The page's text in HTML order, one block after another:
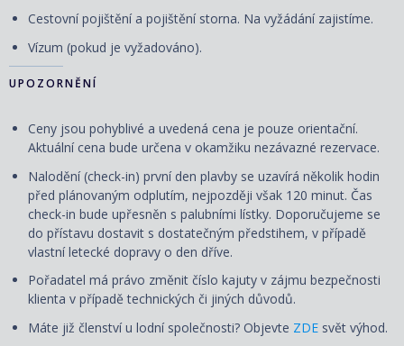
Cestovní pojištění a pojištění storna. Na vyžádání zajistíme.
Vízum (pokud je vyžadováno).
UPOZORNĚNÍ
Ceny jsou pohyblivé a uvedená cena je pouze orientační.
Aktuální cena bude určena v okamžiku nezávazné rezervace.
Nalodění (check-in) první den plavby se uzavírá několik hodin
před plánovaným odplutím, nejpozději však 120 minut. Čas
check-in bude upřesněn s palubními lístky. Doporučujeme se
do přístavu dostavit s dostatečným předstihem, v případě
vlastní letecké dopravy o den dříve.
Pořadatel má právo změnit číslo kajuty v zájmu bezpečnosti
klienta v případě technických či jiných důvodů.
Máte již členství u lodní společnosti? Objevte ZDE svět výhod.